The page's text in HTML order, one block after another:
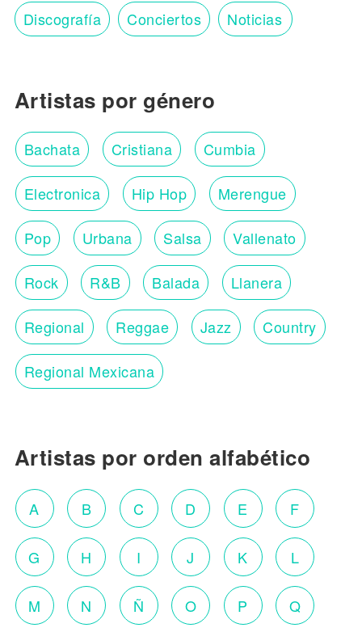
Discografía Conciertos Noticias
Artistas por género
Bachata Cristiana Cumbia
Electronica Hip Hop Merengue
Pop Urbana Salsa Vallenato
Rock R&B Balada Llanera
Regional Reggae Jazz Country
Regional Mexicana
Artistas por orden alfabético
A B C D E F
G H I J K L
M N Ñ O P Q